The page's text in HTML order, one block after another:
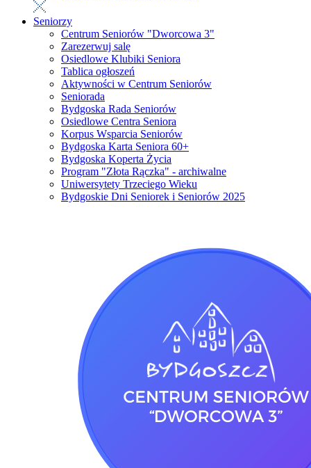
Seniorzy
Centrum Seniorów "Dworcowa 3"
Zarezerwuj salę
Osiedlowe Klubiki Seniora
Tablica ogłoszeń
Aktywności w Centrum Seniorów
Seniorada
Bydgoska Rada Seniorów
Osiedlowe Centra Seniora
Korpus Wsparcia Seniorów
Bydgoska Karta Seniora 60+
Bydgoska Koperta Życia
Program "Złota Rączka" - archiwalne
Uniwersytety Trzeciego Wieku
Bydgoskie Dni Seniorek i Seniorów 2025